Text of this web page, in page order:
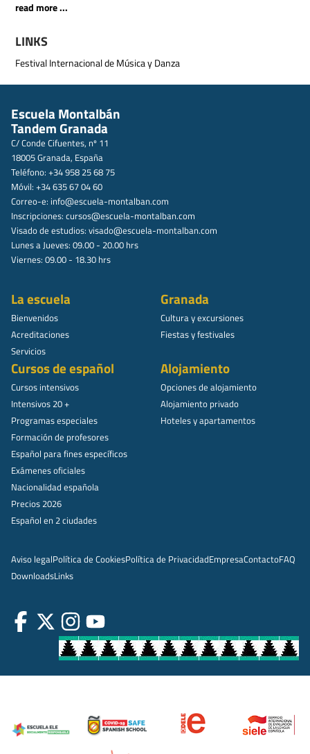
read more ...
LINKS
Festival Internacional de Música y Danza
Escuela Montalbán
Tandem Granada
C/ Conde Cifuentes, nº 11
18005 Granada, España
Teléfono: +34 958 25 68 75
Móvil: +34 635 67 04 60
Correo-e: info@escuela-montalban.com
Inscripciones: cursos@escuela-montalban.com
Visado de estudios: visado@escuela-montalban.com
Lunes a Jueves: 09.00 - 20.00 hrs
Viernes: 09.00 - 18.30 hrs
La escuela
Bienvenidos
Acreditaciones
Servicios
Granada
Cultura y excursiones
Fiestas y festivales
Cursos de español
Cursos intensivos
Intensivos 20 +
Programas especiales
Formación de profesores
Español para fines específicos
Exámenes oficiales
Nacionalidad española
Precios 2026
Español en 2 ciudades
Alojamiento
Opciones de alojamiento
Alojamiento privado
Hoteles y apartamentos
Aviso legalPolítica de CookiesPolítica de PrivacidadEmpresaContactoFAQ
DownloadsLinks